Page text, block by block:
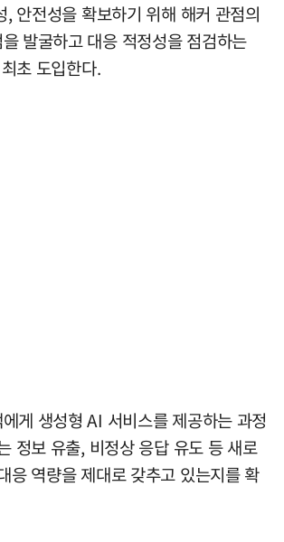
안전성을 확보하기 위해 해커 관점의
발굴하고 대응 적정성을 점검하는
초 도입한다.
게 생성형 AI 서비스를 제공하는 과정
정보 유출, 비정상 응답 유도 등 새로
응 역량을 제대로 갖추고 있는지를 확